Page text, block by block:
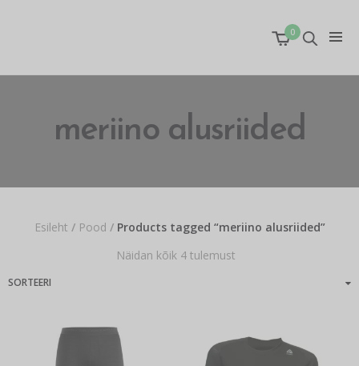
0
meriino alusriided
Esileht / Pood /Products tagged “meriino alusriided”
Näidan kõik 4 tulemust